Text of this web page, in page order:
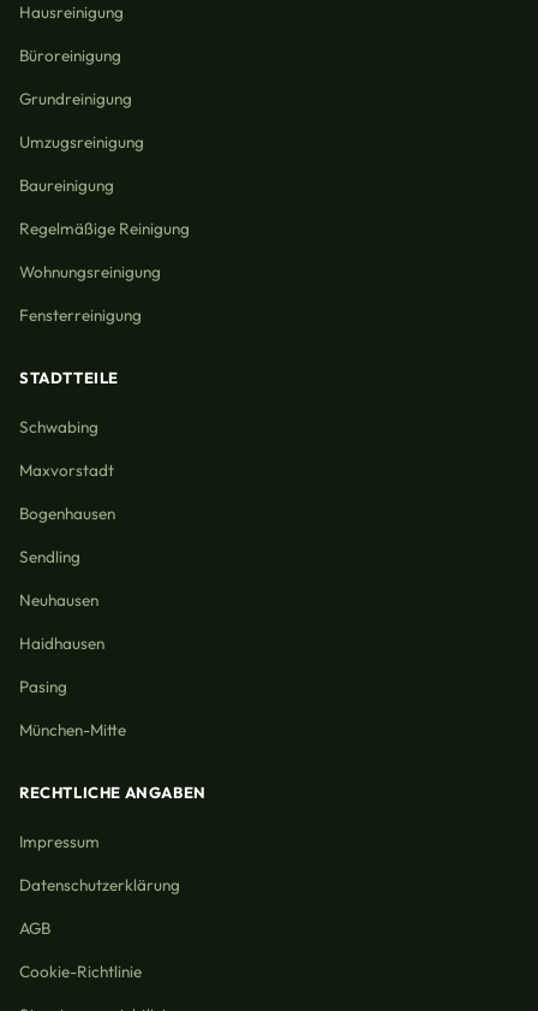
Hausreinigung
Büroreinigung
Grundreinigung
Umzugsreinigung
Baureinigung
Regelmäßige Reinigung
Wohnungsreinigung
Fensterreinigung
STADTTEILE
Schwabing
Maxvorstadt
Bogenhausen
Sendling
Neuhausen
Haidhausen
Pasing
München-Mitte
RECHTLICHE ANGABEN
Impressum
Datenschutzerklärung
AGB
Cookie-Richtlinie